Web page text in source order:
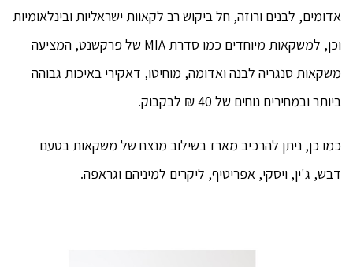
אדומים, לבנים ורוזה, חל ביקוש רב לקאוות ישראליות ובינלאומיות
וכן, למשקאות מיוחדים כמו סדרת MIA של פרקשנט, המציעה
משקאות סנגריה לבנה ואדומה, מוחיטו, דאקירי באיכות גבוהה
ביותר ובמחירים נוחים של 40 ₪ לבקבוק.
כמו כן, ניתן להרכיב מארז בשילוב מנצח של משקאות בטעם
דבש, ג'ין, ויסקי, אפריטיף, ליקרים למיניהם וגראפה.